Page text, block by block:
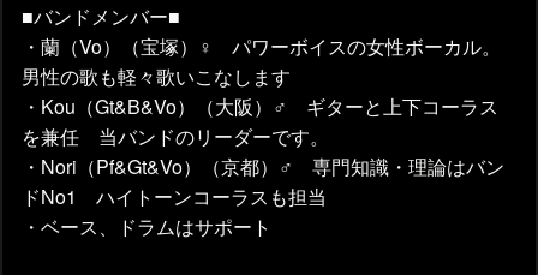
■バンドメンバー■
・蘭（Vo）（宝塚）♀ パワーボイスの女性ボーカル。
男性の歌も軽々歌いこなします
・Kou（Gt&B&Vo）（大阪）♂ ギターと上下コーラス
を兼任 当バンドのリーダーです。
・Nori（Pf&Gt&Vo）（京都）♂ 専門知識・理論はバン
ドNo1 ハイトーンコーラスも担当
・ベース、ドラムはサポート